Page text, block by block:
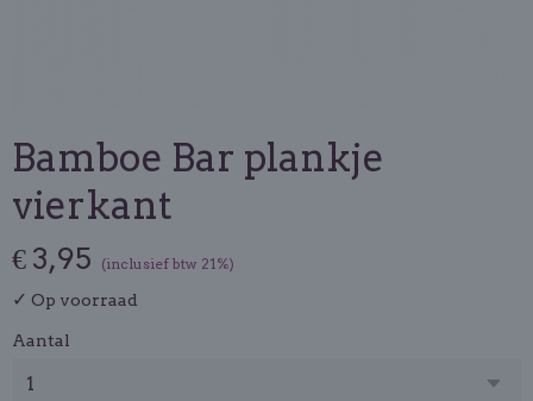
Bamboe Bar plankje
vierkant
€ 3,95 (inclusief btw 21%)
✓ Op voorraad
Aantal